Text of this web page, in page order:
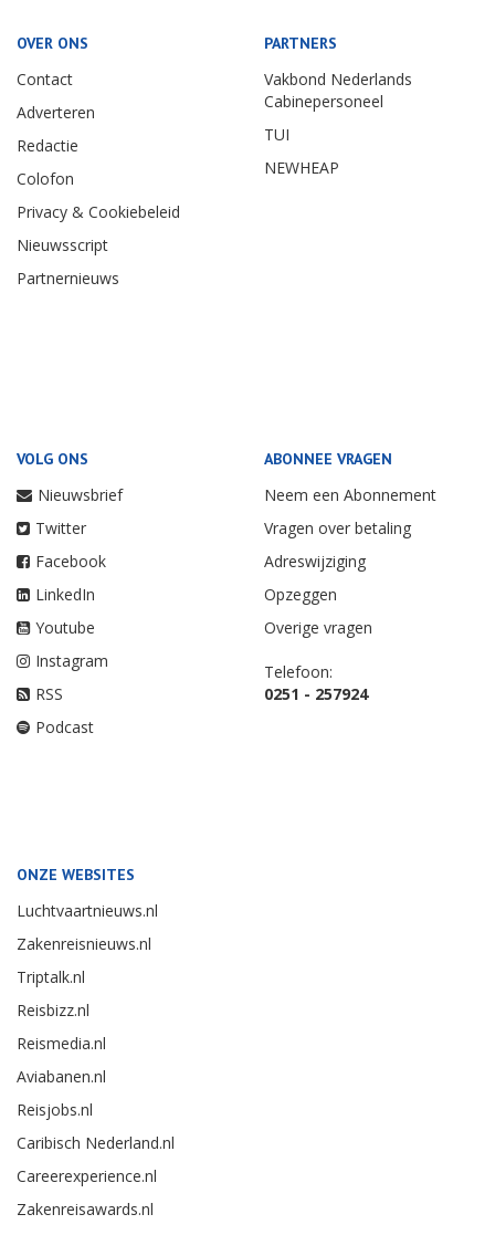
OVER ONS
Contact
Adverteren
Redactie
Colofon
Privacy & Cookiebeleid
Nieuwsscript
Partnernieuws
PARTNERS
Vakbond Nederlands
Cabinepersoneel
TUI
NEWHEAP
VOLG ONS
Nieuwsbrief
Twitter
Facebook
LinkedIn
Youtube
Instagram
RSS
Podcast
ABONNEE VRAGEN
Neem een Abonnement
Vragen over betaling
Adreswijziging
Opzeggen
Overige vragen
Telefoon:
0251 - 257924
ONZE WEBSITES
Luchtvaartnieuws.nl
Zakenreisnieuws.nl
Triptalk.nl
Reisbizz.nl
Reismedia.nl
Aviabanen.nl
Reisjobs.nl
Caribisch Nederland.nl
Careerexperience.nl
Zakenreisawards.nl